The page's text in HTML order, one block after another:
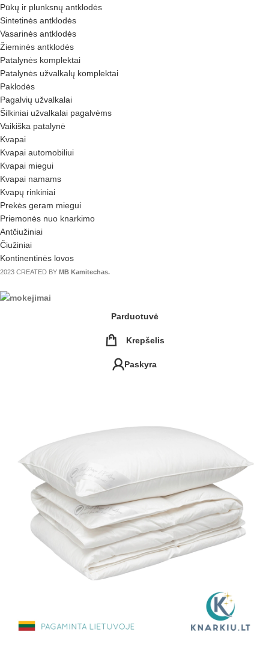
Pūkų ir plunksnų antklodės
Sintetinės antklodės
Vasarinės antklodės
Žieminės antklodės
Patalynės komplektai
Patalynės užvalkalų komplektai
Paklodės
Pagalvių užvalkalai
Šilkiniai užvalkalai pagalvėms
Vaikiška patalynė
Kvapai
Kvapai automobiliui
Kvapai miegui
Kvapai namams
Kvapų rinkiniai
Prekės geram miegui
Priemonės nuo knarkimo
Antčiužiniai
Čiužiniai
Kontinentinės lovos
2023 CREATED BY MB Kamitechas.
Parduotuvė
Krepšelis
Paskyra